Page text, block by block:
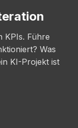
KPIs. Führe
Was
KI-Projekt ist